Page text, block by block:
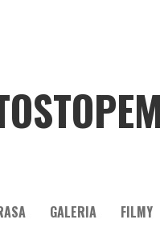
GALERIA FILMY